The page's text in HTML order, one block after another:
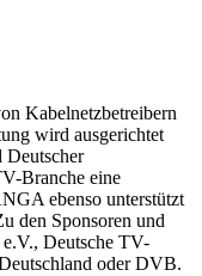
Kabelnetzbetreibern
wird ausgerichtet
Deutscher
Branche eine
ebenso unterstützt
den Sponsoren und
Deutsche TV-
oder DVB.